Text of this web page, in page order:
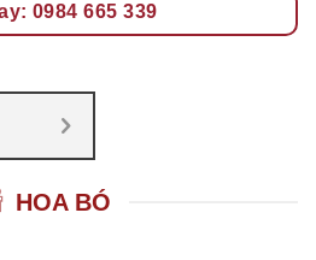
0984 665 339
HOA BÓ